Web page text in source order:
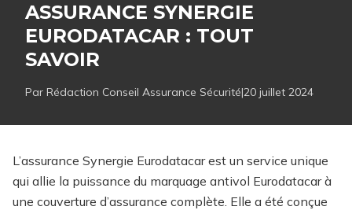
ASSURANCE SYNERGIE
EURODATACAR : TOUT
SAVOIR
Par Rédaction Conseil Assurance Sécurité|20 juillet 2024
L’assurance Synergie Eurodatacar est un service unique
qui allie la puissance du marquage antivol Eurodatacar à
une couverture d’assurance complète. Elle a été conçue